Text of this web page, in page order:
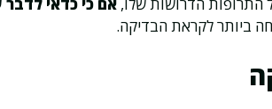
ביותר לקראת הבדיקה.